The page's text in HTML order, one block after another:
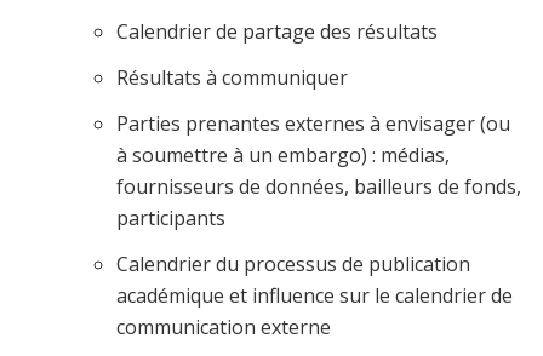
Calendrier de partage des résultats
Résultats à communiquer
Parties prenantes externes à envisager (ou
à soumettre à un embargo) : médias,
fournisseurs de données, bailleurs de fonds,
participants
Calendrier du processus de publication
académique et influence sur le calendrier de
communication externe